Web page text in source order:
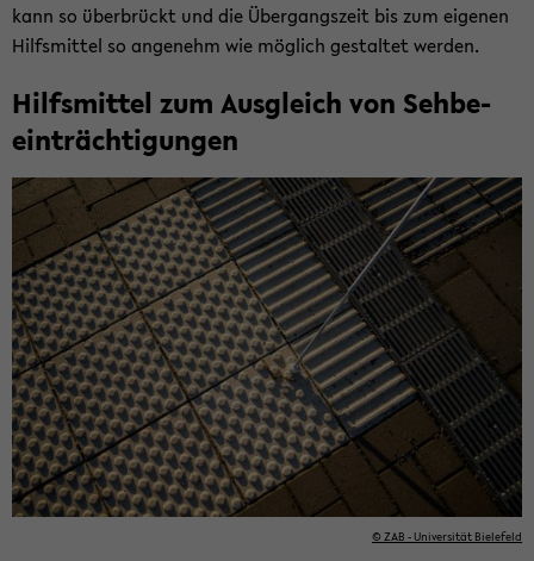
kann so über­brückt und die Über­gangs­zeit bis zum ei­ge­nen
Hilfs­mit­tel so an­ge­nehm wie mög­lich ge­stal­tet wer­den.
Hilfs­mit­tel zum Aus­gleich von Seh­be­
ein­träch­ti­gun­gen
© ZAB - Uni­ver­si­tät Bie­le­feld